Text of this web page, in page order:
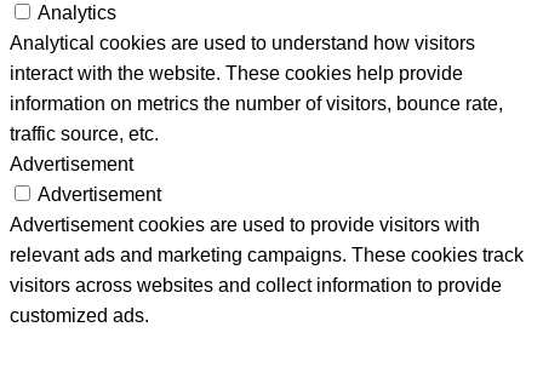
Performance cookies are used to understand and analyze
the key performance indexes of the website which helps in
delivering a better user experience for the visitors.
Analytics
Analytics
Analytical cookies are used to understand how visitors
interact with the website. These cookies help provide
information on metrics the number of visitors, bounce rate,
traffic source, etc.
Advertisement
Advertisement